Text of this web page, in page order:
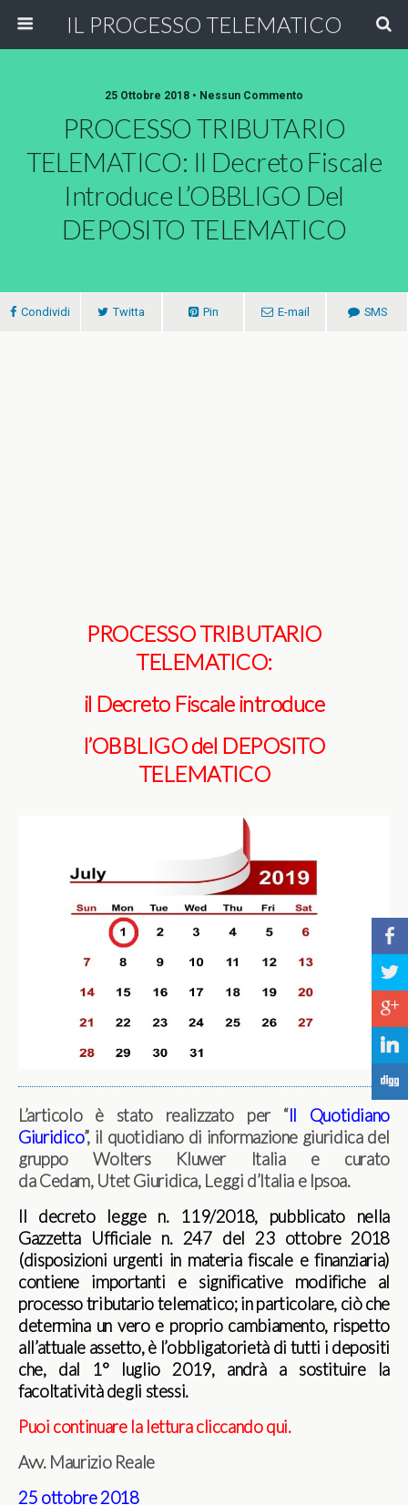
IL PROCESSO TELEMATICO
25 Ottobre 2018 • Nessun Commento
PROCESSO TRIBUTARIO
TELEMATICO: Il Decreto Fiscale
Introduce L’OBBLIGO Del
DEPOSITO TELEMATICO
Condividi Twitta Pin E-mail SMS
PROCESSO TRIBUTARIO
TELEMATICO:
il Decreto Fiscale introduce
l’OBBLIGO del DEPOSITO
TELEMATICO
L’articolo è stato realizzato per “Il Quotidiano
Giuridico”, il quotidiano di informazione giuridica del
gruppo Wolters Kluwer Italia e curato
da Cedam, Utet Giuridica, Leggi d’Italia e Ipsoa.
Il decreto legge n. 119/2018, pubblicato nella
Gazzetta Ufficiale n. 247 del 23 ottobre 2018
(disposizioni urgenti in materia fiscale e finanziaria)
contiene importanti e significative modifiche al
processo tributario telematico; in particolare, ciò che
determina un vero e proprio cambiamento, rispetto
all’attuale assetto, è l’obbligatorietà di tutti i depositi
che, dal 1° luglio 2019, andrà a sostituire la
facoltatività degli stessi.
Puoi continuare la lettura cliccando qui.
Avv. Maurizio Reale
25 ottobre 2018
b
a
c
j
F